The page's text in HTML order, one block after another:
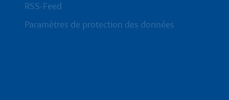
RSS-Feed
Paramètres de protection des données